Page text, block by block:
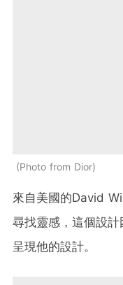
Photo from Dior
來自美國的David
尋找靈感，這個設
呈現他的設計。